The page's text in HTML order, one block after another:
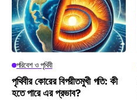
পরিবেশ ও পৃথিবী
পৃথিবীর কোরের বিপরীতমুখী গতি: কী
হতে পারে এর প্রভাব?